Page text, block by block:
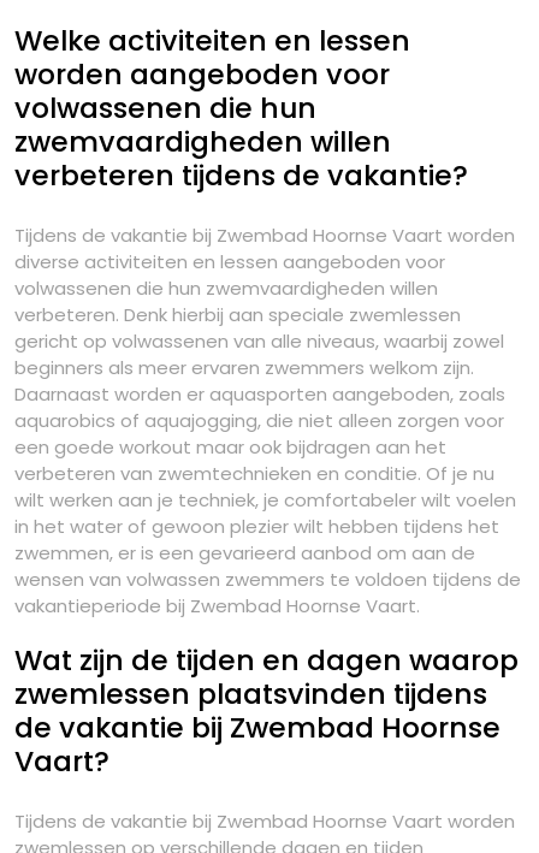
Welke activiteiten en lessen
worden aangeboden voor
volwassenen die hun
zwemvaardigheden willen
verbeteren tijdens de vakantie?
Tijdens de vakantie bij Zwembad Hoornse Vaart worden
diverse activiteiten en lessen aangeboden voor
volwassenen die hun zwemvaardigheden willen
verbeteren. Denk hierbij aan speciale zwemlessen
gericht op volwassenen van alle niveaus, waarbij zowel
beginners als meer ervaren zwemmers welkom zijn.
Daarnaast worden er aquasporten aangeboden, zoals
aquarobics of aquajogging, die niet alleen zorgen voor
een goede workout maar ook bijdragen aan het
verbeteren van zwemtechnieken en conditie. Of je nu
wilt werken aan je techniek, je comfortabeler wilt voelen
in het water of gewoon plezier wilt hebben tijdens het
zwemmen, er is een gevarieerd aanbod om aan de
wensen van volwassen zwemmers te voldoen tijdens de
vakantieperiode bij Zwembad Hoornse Vaart.
Wat zijn de tijden en dagen waarop
zwemlessen plaatsvinden tijdens
de vakantie bij Zwembad Hoornse
Vaart?
Tijdens de vakantie bij Zwembad Hoornse Vaart worden
zwemlessen op verschillende dagen en tijden